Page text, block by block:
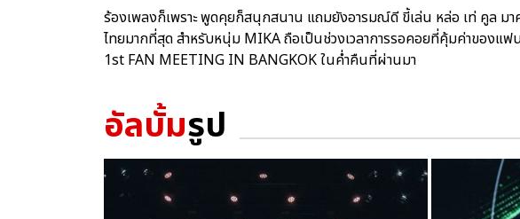
ร้องเพลงก็เพราะ พูดคุยก็สนุกสนาน แถมยังอารมณ์ดี ขี้เล่น หล่อ เท่ คูล ม
ไทยมากที่สุด สำหรับหนุ่ม MIKA ถือเป็นช่วงเวลาการรอคอยที่คุ้มค่าของแ
1st FAN MEETING IN BANGKOK ในค่ำคืนที่ผ่านมา
อัลบั้มรูป